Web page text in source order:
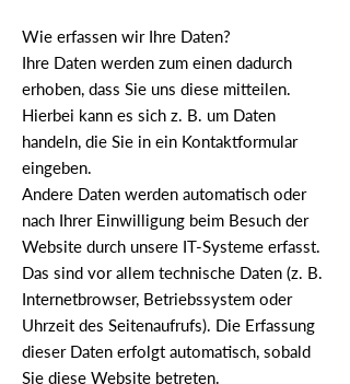
Wie erfassen wir Ihre Daten?
Ihre Daten werden zum einen dadurch
erhoben, dass Sie uns diese mitteilen.
Hierbei kann es sich z. B. um Daten
handeln, die Sie in ein Kontaktformular
eingeben.
Andere Daten werden automatisch oder
nach Ihrer Einwilligung beim Besuch der
Website durch unsere IT-Systeme erfasst.
Das sind vor allem technische Daten (z. B.
Internetbrowser, Betriebssystem oder
Uhrzeit des Seitenaufrufs). Die Erfassung
dieser Daten erfolgt automatisch, sobald
Sie diese Website betreten.